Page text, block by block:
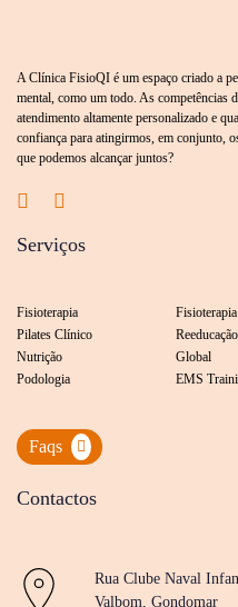
A Clínica FisioQI é um espaço criado a
mental, como um todo. As competências
atendimento altamente personalizado e
confiança para atingirmos, em conjunto,
que podemos alcançar juntos?
Serviços
Fisioterapia
Pilates Clínico
Nutrição
Podologia
Global
EMS
Faqs
Contactos
Rua Clube Naval
Valbom, Gondomar